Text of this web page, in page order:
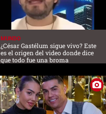
MUNDO
¿César Gastélum sigue vivo? Este
es el origen del video donde dice
que todo fue una broma